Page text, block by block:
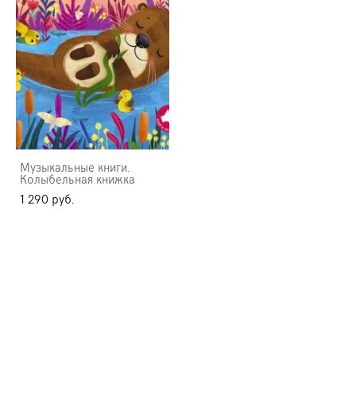
Музыкальные книги.
Колыбельная книжка
1 290 pуб.